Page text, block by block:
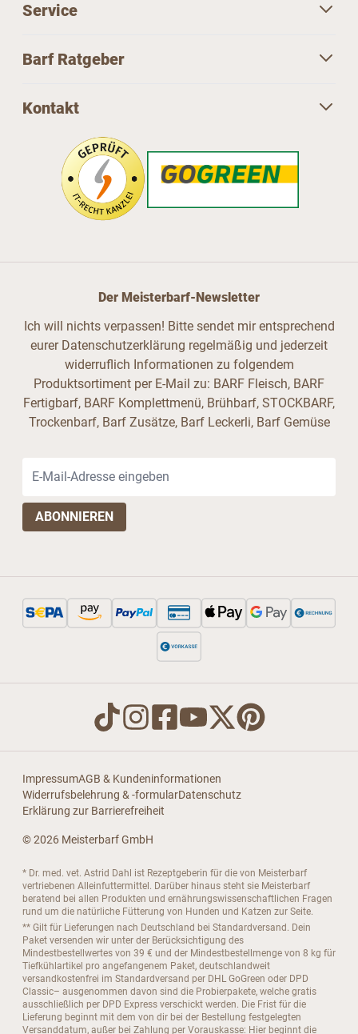
Service
Barf Ratgeber
Kontakt
Der Meisterbarf-Newsletter
Ich will nichts verpassen! Bitte sendet mir entsprechend
eurer Datenschutzerklärung regelmäßig und jederzeit
widerruflich Informationen zu folgendem
Produktsortiment per E-Mail zu: BARF Fleisch, BARF
Fertigbarf, BARF Komplettmenü, Brühbarf, STOCKBARF,
Trockenbarf, Barf Zusätze, Barf Leckerli, Barf Gemüse
ImpressumAGB & Kundeninformationen
Widerrufsbelehrung & -formularDatenschutz
Erklärung zur Barrierefreiheit
© 2026 Meisterbarf GmbH
* Dr. med. vet. Astrid Dahl ist Rezeptgeberin für die von Meisterbarf
vertriebenen Alleinfuttermittel. Darüber hinaus steht sie Meisterbarf
beratend bei allen Produkten und ernährungswissenschaftlichen Fragen
rund um die natürliche Fütterung von Hunden und Katzen zur Seite.
** Gilt für Lieferungen nach Deutschland bei Standardversand. Dein
Paket versenden wir unter der Berücksichtigung des
Mindestbestellwertes von 39 € und der Mindestbestellmenge von 8 kg für
Tiefkühlartikel pro angefangenem Paket, deutschlandweit
versandkostenfrei im Standardversand per DHL GoGreen oder DPD
Classic– ausgenommen davon sind die Probierpakete, welche gratis
ausschließlich per DPD Express verschickt werden. Die Frist für die
Lieferung beginnt mit dem von dir bei der Bestellung festgelegten
Versanddatum, außer bei Zahlung per Vorauskasse: Hier beginnt die